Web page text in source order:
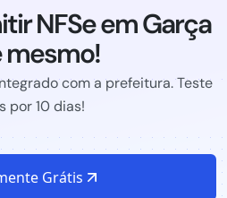
NFSe em Garça
mesmo!
com a prefeitura. Teste
por 10 dias!
Grátis